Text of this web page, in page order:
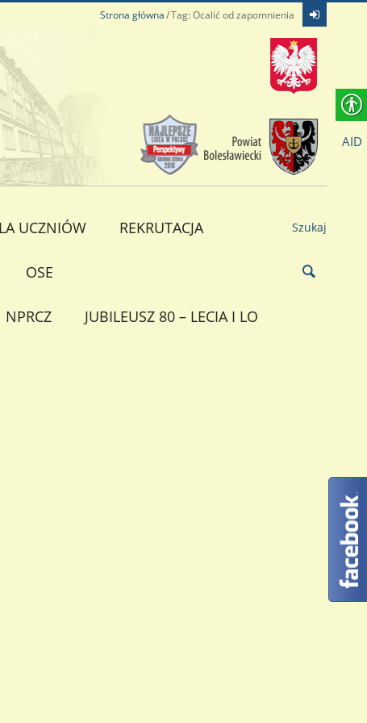
Strona główna Tag: Ocalić od zapomnienia
UCZNIÓW REKRUTACJA
OSE
NPRCZ JUBILEUSZ 80 – LECIA I LO
Szukaj
AID